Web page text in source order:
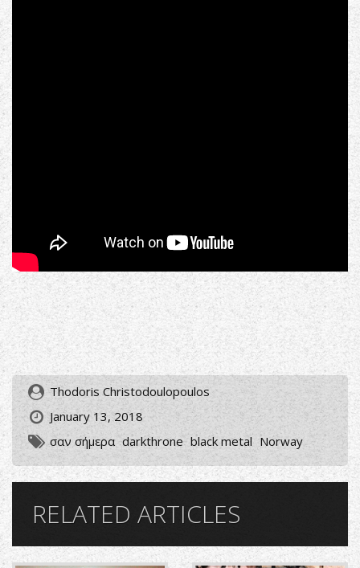
Thodoris Christodoulopoulos
January 13, 2018
σαν σήμερα darkthrone black metal Norway
RELATED ARTICLES